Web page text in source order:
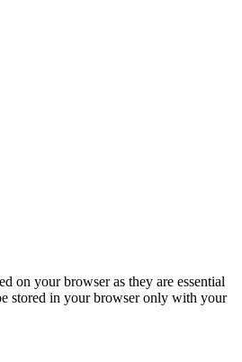
on your browser as they are essential
stored in your browser only with your